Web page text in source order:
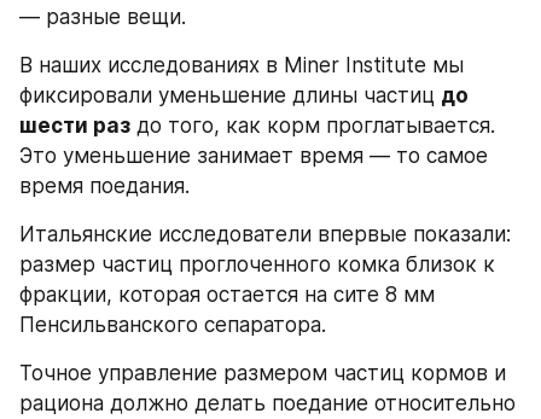
— разные вещи.
В наших исследованиях в Miner Institute мы
фиксировали уменьшение длины частиц до
шести раз до того, как корм проглатывается.
Это уменьшение занимает время — то самое
время поедания.
Итальянские исследователи впервые показали:
размер частиц проглоченного комка близок к
фракции, которая остается на сите 8 мм
Пенсильванского сепаратора.
Точное управление размером частиц кормов и
рациона должно делать поедание относительно